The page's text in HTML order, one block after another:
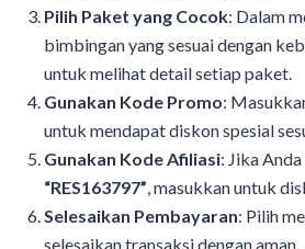
Pilih Paket yang Cocok: Dalam
bimbingan yang sesuai dengan
untuk melihat detail setiap paket.
Gunakan Kode Promo:
untuk mendapat diskon spesial
Gunakan Kode Afiliasi: Jika
“RES163797”, masukkan untuk
Selesaikan Pembayaran: Pilih
selesaikan transaksi dengan aman.